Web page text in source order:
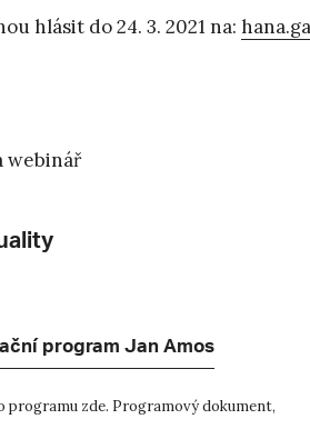
hlásit do 24. 3. 2021 na:
webinář
program Jan Amos
programu zde. Programový dokument,